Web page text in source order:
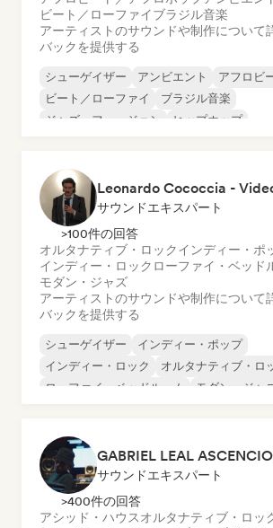
ビート／ローファイブラジル音楽
アーティストのサウンドや制作について
バックを提供する
シューゲイザー アンビエント
アフロビ
ビート／ローファイ
ブラジル音楽
ジャズ・フュージョン
ヒップホップ
Leonardo Cococcia -
サウンドエキスパート
>100件の回答
オルタナティブ・ロックインディー・ポ
インディー・ロック ローファイ・ベッド
モダン・ジャズ
アーティストのサウンドや制作について
バックを提供する
シューゲイザー
インディー・ポップ
インディー・ロック
オルタナティブ・ロ
ローファイ・ベッドルーム
モダン・ジャ
GABRIEL LEAL ASCENCIO
サウンドエキスパート
>400件の回答
アシッド・ハウスオルタナティブ・ロッ